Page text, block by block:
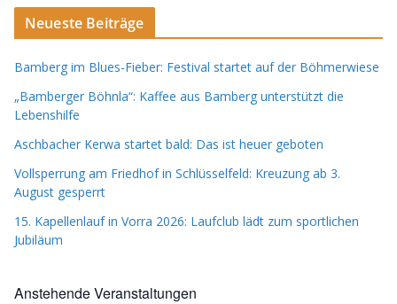
Neueste Beiträge
Bamberg im Blues-Fieber: Festival startet auf der Böhmerwiese
„Bamberger Böhnla“: Kaffee aus Bamberg unterstützt die
Lebenshilfe
Aschbacher Kerwa startet bald: Das ist heuer geboten
Vollsperrung am Friedhof in Schlüsselfeld: Kreuzung ab 3.
August gesperrt
15. Kapellenlauf in Vorra 2026: Laufclub lädt zum sportlichen
Jubiläum
Anstehende Veranstaltungen